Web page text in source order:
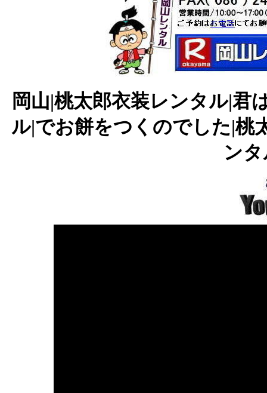
岡山|桃太郎衣装レンタル|君
ル|でお餅をつくのでした|桃
ン